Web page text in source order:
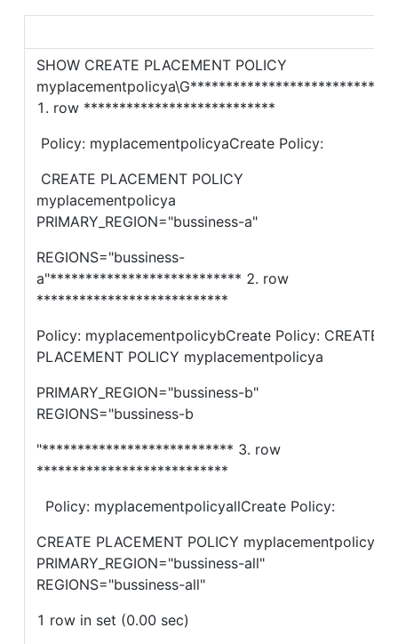
SHOW CREATE PLACEMENT POLICY
myplacementpolicya\G***************************
1. row ***************************
Policy: myplacementpolicyaCreate Policy:
myplacementpolicya
PRIMARY_REGION="bussiness-a"
REGIONS="bussiness-
a"*************************** 2. row
***************************
Policy: myplacementpolicybCreate Policy: CREATE
PLACEMENT POLICY myplacementpolicya
PRIMARY_REGION="bussiness-b"
REGIONS="bussiness-b
"*************************** 3. row
***************************
Policy: myplacementpolicyallCreate Policy:
CREATE PLACEMENT POLICY myplacementpolicya
PRIMARY_REGION="bussiness-all"
REGIONS="bussiness-all"
1 row in set (0.00 sec)